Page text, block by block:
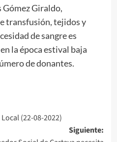
Giraldo,
transfusión, tejidos y
de sangre es
la época estival baja
de donantes.
(22-08-2022)
Siguiente: